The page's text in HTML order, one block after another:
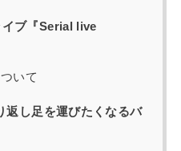
イブ『Serial live
いて
返し足を運びたくなるバ